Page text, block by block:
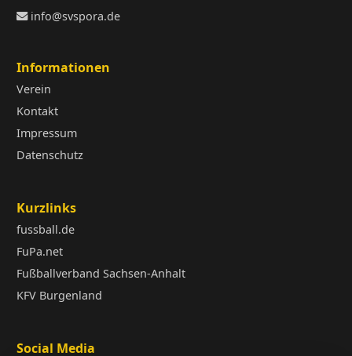
info@svspora.de
Informationen
Verein
Kontakt
Impressum
Datenschutz
Kurzlinks
fussball.de
FuPa.net
Fußballverband Sachsen-Anhalt
KFV Burgenland
Social Media